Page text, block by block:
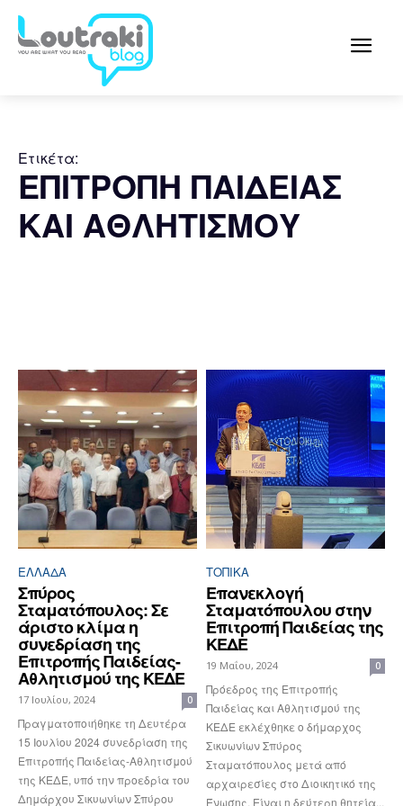
Ετικέτα:
ΕΠΙΤΡΟΠΗ ΠΑΙΔΕΙΑΣ
ΚΑΙ ΑΘΛΗΤΙΣΜΟΥ
ΕΛΛΆΔΑ
Σπύρος
Σταματόπουλος: Σε
άριστο κλίμα η
συνεδρίαση της
Επιτροπής Παιδείας-
Αθλητισμού της ΚΕΔΕ
17 Ιουλίου, 2024 0
Πραγματοποιήθηκε τη Δευτέρα
15 Ιουλίου 2024 συνεδρίαση της
Επιτροπής Παιδείας-Αθλητισμού
της ΚΕΔΕ, υπό την προεδρία του
Δημάρχου Σικυωνίων Σπύρου
ΤΟΠΙΚΑ
Επανεκλογή
Σταματόπουλου στην
Επιτροπή Παιδείας της
ΚΕΔΕ
19 Μαΐου, 2024 0
Πρόεδρος της Επιτροπής
Παιδείας και Αθλητισμού της
ΚΕΔΕ εκλέχθηκε ο δήμαρχος
Σικυωνίων Σπύρος
Σταματόπουλος μετά από
αρχαιρεσίες στο Διοικητικό της
Ένωσης. Είναι η δεύτερη θητεία...